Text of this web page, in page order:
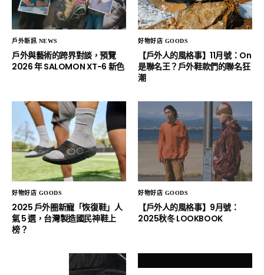
戶外新訊 NEWS
戶外與藝術的跨界對談，預覽
2026 年 SALOMON XT-6 新色
好物好店 GOODS
【戶外人的風格事】11月號：On
是聯名王？戶外鞋款們的聯名狂
潮
好物好店 GOODS
2025 戶外圈新寵「恢復鞋」人
氣 5 選，台灣製造國民神鞋上
榜？
好物好店 GOODS
【戶外人的風格事】9月號：
2025秋冬 LOOKBOOK